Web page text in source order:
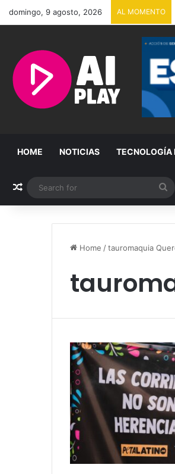
domingo, 9 agosto, 2026 AL MOMENTO
HOME NOTICIAS TECNOLOGÍA
Random Article
Home /tauromaquia